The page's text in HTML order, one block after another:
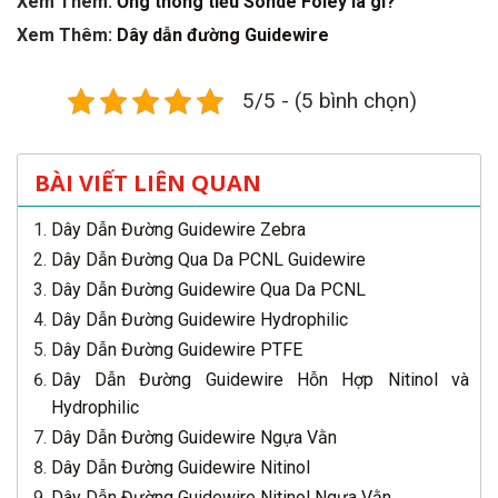
Xem Thêm: Dây dẫn đường Guidewire
5/5 - (5 bình chọn)
BÀI VIẾT LIÊN QUAN
Dây Dẫn Đường Guidewire Zebra
Dây Dẫn Đường Qua Da PCNL Guidewire
Dây Dẫn Đường Guidewire Qua Da PCNL
Dây Dẫn Đường Guidewire Hydrophilic
Dây Dẫn Đường Guidewire PTFE
Dây Dẫn Đường Guidewire Hỗn Hợp Nitinol và
Hydrophilic
Dây Dẫn Đường Guidewire Ngựa Vằn
Dây Dẫn Đường Guidewire Nitinol